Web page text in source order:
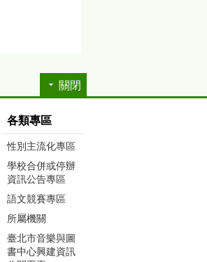
關閉
各類專區
性別主流化專區
學校合併或停辦
資訊公告專區
語文競賽專區
所屬機關
臺北市音樂與圖
書中心興建資訊